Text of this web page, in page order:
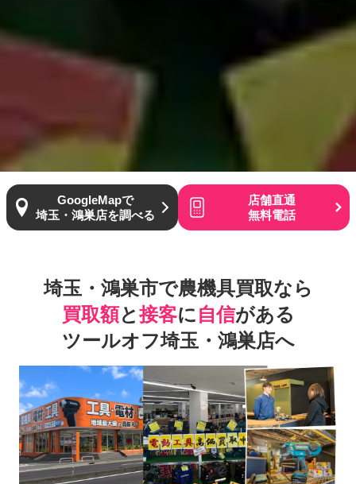
GoogleMapで
埼玉・鴻巣店を調べる
店舗直通
無料電話
埼玉・鴻巣市で農機具買取なら
買取額と接客に自信がある
ツールオフ埼玉・鴻巣店へ